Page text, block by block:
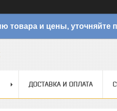
товара и цены, уточняйте
ДОСТАВКА И ОПЛАТА